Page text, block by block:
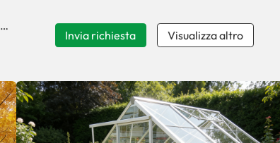
Invia richiesta Visualizza altro